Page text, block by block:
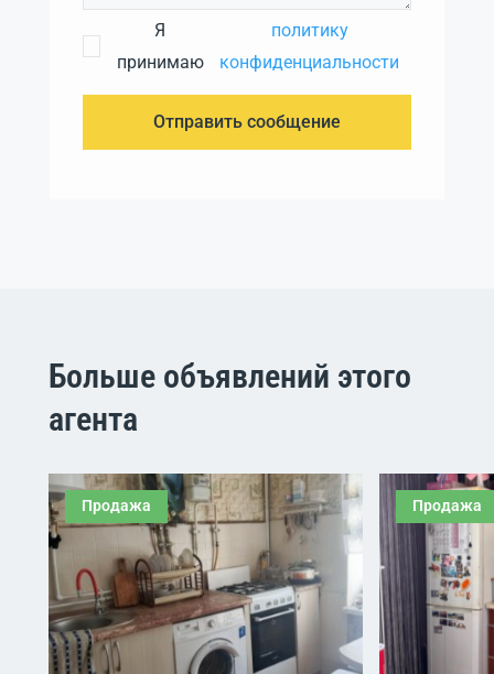
Я
принимаю
политику
конфиденциальности
Отправить сообщение
Больше объявлений этого
агента
Продажа Продажа